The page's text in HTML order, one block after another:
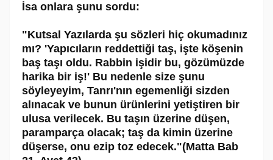
İsa onlara şunu sordu:
"Kutsal Yazılarda şu sözleri hiç okumadınız
mı? 'Yapıcıların reddettiği taş, işte köşenin
baş taşı oldu. Rabbin işidir bu, gözümüzde
harika bir iş!' Bu nedenle size şunu
söyleyeyim, Tanrı'nın egemenliği sizden
alınacak ve bunun ürünlerini yetiştiren bir
ulusa verilecek. Bu taşın üzerine düşen,
paramparça olacak; taş da kimin üzerine
düşerse, onu ezip toz edecek."(Matta Bab